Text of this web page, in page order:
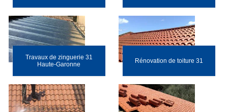
Travaux de zinguerie 31
Haute-Garonne
Rénovation de toiture 31